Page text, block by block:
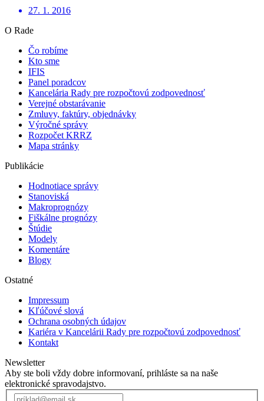
27. 1. 2016
O Rade
Čo robíme
Kto sme
IFIS
Panel poradcov
Kancelária Rady pre rozpočtovú zodpovednosť
Verejné obstarávanie
Zmluvy, faktúry, objednávky
Výročné správy
Rozpočet KRRZ
Mapa stránky
Publikácie
Hodnotiace správy
Stanoviská
Makroprognózy
Fiškálne prognózy
Štúdie
Modely
Komentáre
Blogy
Ostatné
Impressum
Kľúčové slová
Ochrana osobných údajov
Kariéra v Kancelárii Rady pre rozpočtovú zodpovednosť
Kontakt
Newsletter
Aby ste boli vždy dobre informovaní, prihláste sa na naše
elektronické spravodajstvo.